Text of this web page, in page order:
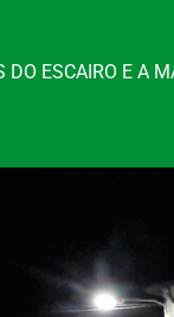
ESCAIRO E A